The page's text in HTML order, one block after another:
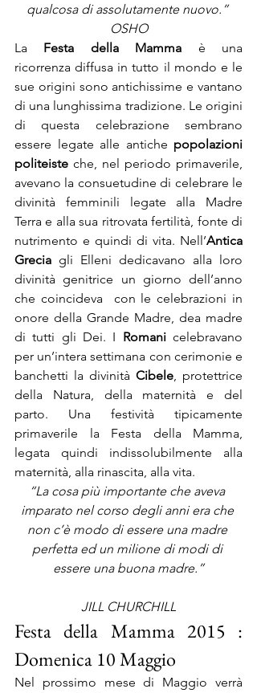
qualcosa di assolutamente nuovo.”
OSHO
La Festa della Mamma è una
ricorrenza diffusa in tutto il mondo e le
sue origini sono antichissime e vantano
di una lunghissima tradizione. Le origini
di questa celebrazione sembrano
essere legate alle antiche popolazioni
politeiste che, nel periodo primaverile,
avevano la consuetudine di celebrare le
divinità femminili legate alla Madre
Terra e alla sua ritrovata fertilità, fonte di
nutrimento e quindi di vita. Nell’Antica
Grecia gli Elleni dedicavano alla loro
divinità genitrice un giorno dell’anno
che coincideva  con le celebrazioni in
onore della Grande Madre, dea madre
di tutti gli Dei. I Romani celebravano
per un’intera settimana con cerimonie e
banchetti la divinità Cibele, protettrice
della Natura, della maternità e del
parto. Una festività tipicamente
primaverile la Festa della Mamma,
legata quindi indissolubilmente alla
maternità, alla rinascita, alla vita.
“La cosa più importante che aveva
imparato nel corso degli anni era che
non c’è modo di essere una madre
perfetta ed un milione di modi di
essere una buona madre.”
JILL CHURCHILL
Festa della Mamma 2015 :
Domenica 10 Maggio
Nel prossimo mese di Maggio verrà